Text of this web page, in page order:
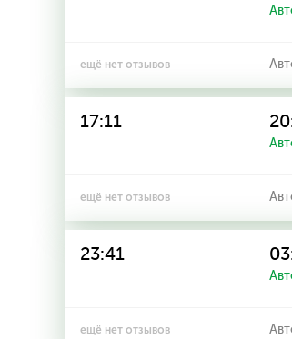
ещё нет отзывов
17:11
ещё нет отзывов
23:41
ещё нет отзывов